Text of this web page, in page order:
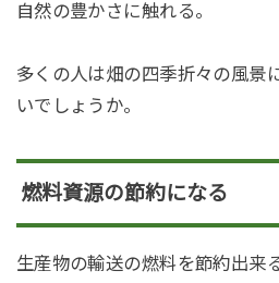
自然の豊かさに触れる。
多くの人は畑の四季折々の風景
いでしょうか。
燃料資源の節約になる
生産物の輸送の燃料を節約出来